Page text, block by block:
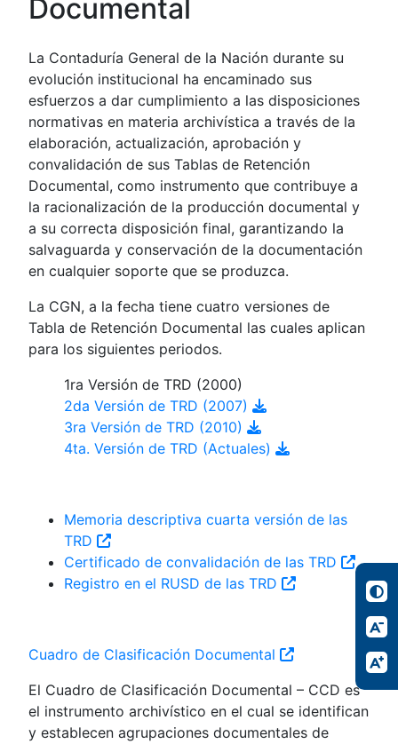
Documental
La Contaduría General de la Nación durante su
evolución institucional ha encaminado sus
esfuerzos a dar cumplimiento a las disposiciones
normativas en materia archivística a través de la
elaboración, actualización, aprobación y
convalidación de sus Tablas de Retención
Documental, como instrumento que contribuye a
la racionalización de la producción documental y
a su correcta disposición final, garantizando la
salvaguarda y conservación de la documentación
en cualquier soporte que se produzca.
La CGN, a la fecha tiene cuatro versiones de
Tabla de Retención Documental las cuales aplican
para los siguientes periodos.
1ra Versión de TRD (2000)
2da Versión de TRD (2007)
3ra Versión de TRD (2010)
4ta. Versión de TRD (Actuales)
Memoria descriptiva cuarta versión de las
TRD
Certificado de convalidación de las TRD
Registro en el RUSD de las TRD
Cuadro de Clasificación Documental
El Cuadro de Clasificación Documental – CCD es
el instrumento archivístico en el cual se identifican
y establecen agrupaciones documentales de